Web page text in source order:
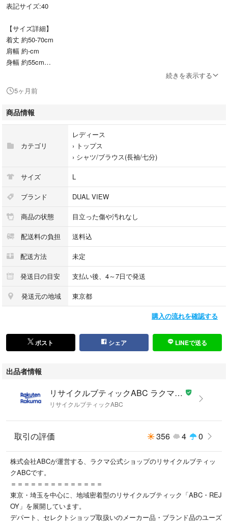
表記サイズ:40
【サイズ詳細】
着丈 約50-70cm
肩幅 約-cm
身幅 約55cm
【商品詳細】
状態：USED
※写真のイメージが商品と異なる場合がございます。
あらかじめご了承下さい。
☆商品の在庫について☆
掲載商品は複数店舗で同時出品中です。
ご注文を頂いた時点で在庫がない場合がございます。
万が一欠品の場合はご了承ください。21000036606752
続きを表示する
5ヶ月前
商品情報
カテゴリ
レディース
› トップス
› シャツ/ブラウス(長袖/七分)
サイズ L
ブランド DUAL VIEW
商品の状態 目立った傷や汚れなし
配送料の負担 送料込
配送方法 未定
発送日の目安 支払い後、4～7日で発送
発送元の地域 東京都
購入の流れを確認する
ポスト シェア LINEで送る
出品者情報
リサイクルブティックABC ラクマshop
リサイクルブティックABC
取引の評価 356 4 0
株式会社ABCが運営する、ラクマ公式ショップのリサイクルブティッ
クABCです。
＝＝＝＝＝＝＝＝＝＝＝＝＝＝
東京・埼玉を中心に、地域密着型のリサイクルブティック「ABC・REJ
OY」を展開しています。
デパート、セレクトショップ取扱いのメーカー品・ブランド品のユーズ